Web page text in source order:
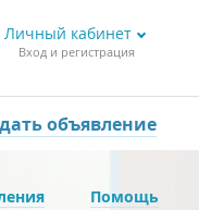
Личный кабинет
Вход и регистрация
объявление
Помощь